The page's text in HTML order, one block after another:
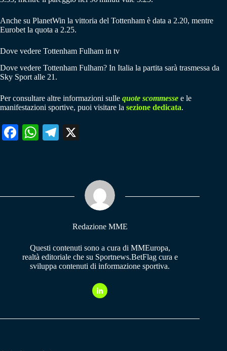
Anche su PlanetWin la vittoria del Tottenham è data a 2.20, mentre
Eurobet la quota a 2.25.
Dove vedere Tottenham Fulham in tv
Dove vedere Tottenham Fulham? In Italia la partita sarà trasmessa da
Sky Sport alle 21.
Per consultare altre informazioni sulle quote scommesse e le
manifestazioni sportive, puoi visitare la sezione dedicata.
Fa W
pp
Te
m
Redazione MME
Questi contenuti sono a cura di MMEuropa,
realtà editoriale che su Sportnews.BetFlag cura e
sviluppa contenuti di informazione sportiva.